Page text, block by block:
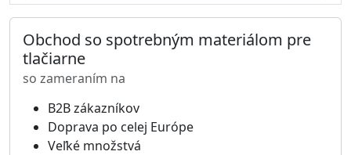
Obchod so spotrebným materiálom pre
tlačiarne
so zameraním na
B2B zákazníkov
Doprava po celej Európe
Veľké množstvá